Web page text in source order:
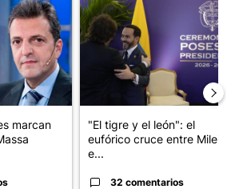
marcan
"El tigre y el león": el
eufórico cruce entre Milei y
e...
32 comentarios